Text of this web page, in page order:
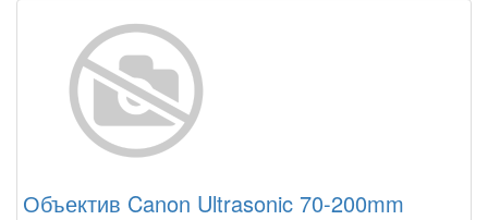
Объектив Canon Ultrasonic 70-200mm